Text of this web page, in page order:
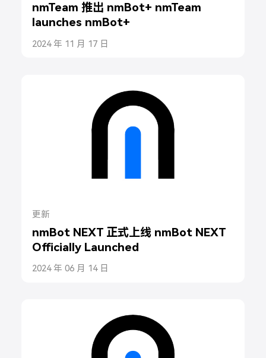
nmTeam 推出 nmBot+ nmTeam
launches nmBot+
2024 年 11 月 17 日
更新
nmBot NEXT 正式上线 nmBot NEXT
Officially Launched
2024 年 06 月 14 日